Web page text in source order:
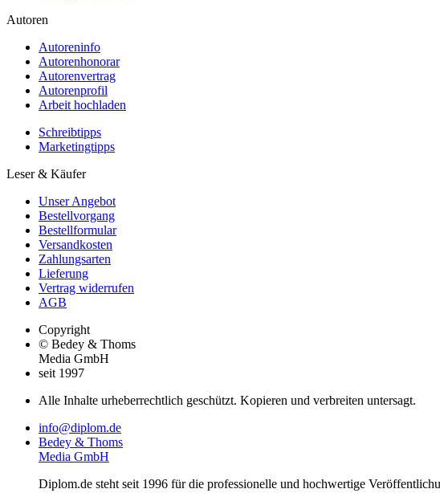
Autoren
Autoreninfo
Autorenhonorar
Autorenvertrag
Autorenprofil
Arbeit hochladen
Schreibtipps
Marketingtipps
Leser & Käufer
Unser Angebot
Bestellvorgang
Bestellformular
Versandkosten
Zahlungsarten
Lieferung
Vertrag widerrufen
AGB
Copyright
© Bedey & Thoms
Media GmbH
seit 1997
Alle Inhalte urheberrechtlich geschützt. Kopieren und verbreiten untersagt.
info@diplom.de
Bedey & Thoms
Media GmbH
Diplom.de steht seit 1996 für die professionelle und hochwertige